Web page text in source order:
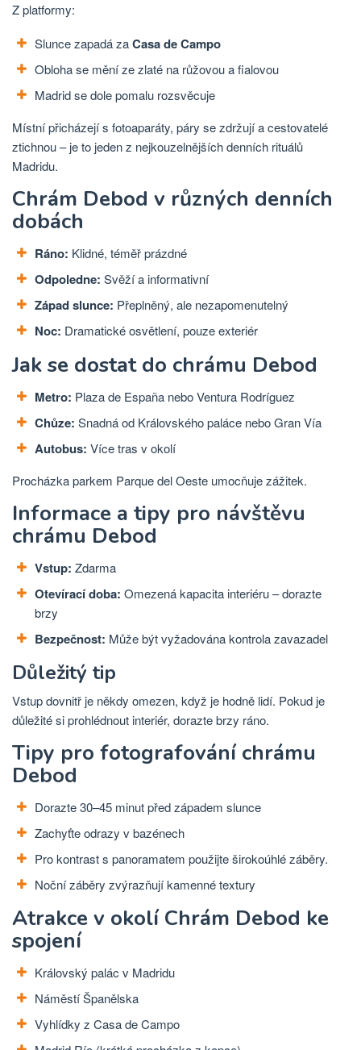
Z platformy:
Slunce zapadá zaCasa de Campo
Obloha se mění ze zlaté na růžovou a fialovou
Madrid se dole pomalu rozsvěcuje
Místní přicházejí s fotoaparáty, páry se zdržují a cestovatelé
ztichnou – je to jeden z nejkouzelnějších denních rituálů
Madridu.
Chrám Debod v různých denních
dobách
Ráno: Klidné, téměř prázdné
Odpoledne: Svěží a informativní
Západ slunce: Přeplněný, ale nezapomenutelný
Noc: Dramatické osvětlení, pouze exteriér
Jak se dostat do chrámu Debod
Metro: Plaza de España nebo Ventura Rodríguez
Chůze: Snadná od Královského paláce nebo Gran Vía
Autobus: Více tras v okolí
Procházka parkem Parque del Oeste umocňuje zážitek.
Informace a tipy pro návštěvu
chrámu Debod
Vstup: Zdarma
Otevírací doba: Omezená kapacita interiéru – dorazte
brzy
Bezpečnost: Může být vyžadována kontrola zavazadel
Důležitý tip
Vstup dovnitř je někdy omezen, když je hodně lidí. Pokud je
důležité si prohlédnout interiér, dorazte brzy ráno.
Tipy pro fotografování chrámu
Debod
Dorazte 30–45 minut před západem slunce
Zachyťte odrazy v bazénech
Pro kontrast s panoramatem použijte širokoúhlé záběry.
Noční záběry zvýrazňují kamenné textury
Atrakce v okolí Chrám Debod ke
spojení
Královský palác v Madridu
Náměstí Španělska
Vyhlídky z Casa de Campo